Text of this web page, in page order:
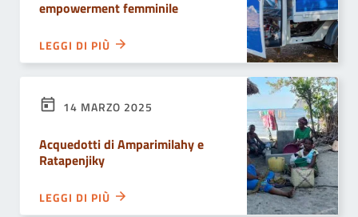
empowerment femminile
LEGGI DI PIÙ
14 MARZO 2025
Acquedotti di Amparimilahy e
Ratapenjiky
LEGGI DI PIÙ